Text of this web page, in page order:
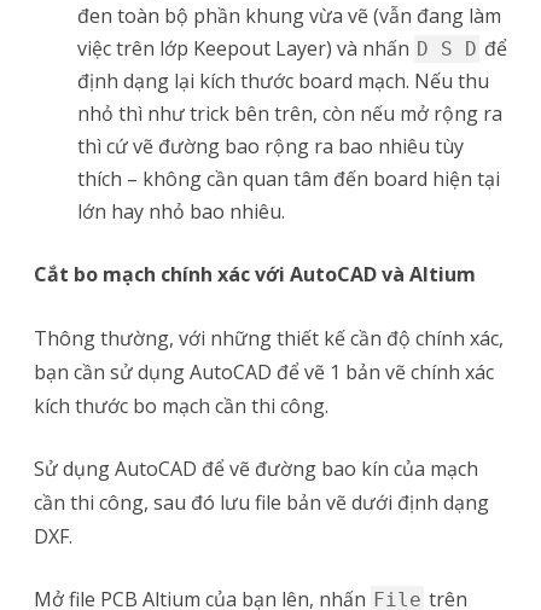
đen toàn bộ phần khung vừa vẽ (vẫn đang làm
việc trên lớp Keepout Layer) và nhấn D S D để
định dạng lại kích thước board mạch. Nếu thu
nhỏ thì như trick bên trên, còn nếu mở rộng ra
thì cứ vẽ đường bao rộng ra bao nhiêu tùy
thích – không cần quan tâm đến board hiện tại
lớn hay nhỏ bao nhiêu.
Cắt bo mạch chính xác với AutoCAD và Altium
Thông thường, với những thiết kế cần độ chính xác,
bạn cần sử dụng AutoCAD để vẽ 1 bản vẽ chính xác
kích thước bo mạch cần thi công.
Sử dụng AutoCAD để vẽ đường bao kín của mạch
cần thi công, sau đó lưu file bản vẽ dưới định dạng
DXF.
Mở file PCB Altium của bạn lên, nhấn File trên